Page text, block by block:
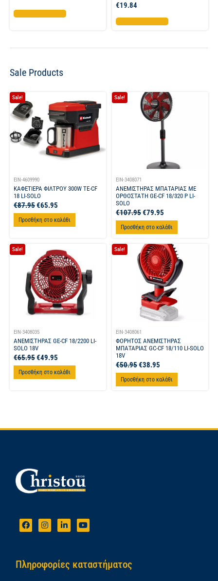
Προσθήκη στο καλάθι
€19.84
Προσθήκη στο καλάθι
Sale Products
Sale!
EIN-4609990
ΚΑΦΕΤΙΕΡΑ ΦΙΛΤΡΟΥ 300W TE-CF
18 LI-SOLO
€87.95€65.95
Προσθήκη στο καλάθι
Sale!
EIN-3408071
ΑΝΕΜΙΣΤΗΡΑΣ ΜΠΑΤΑΡΙΑΣ ΜΕ
ΟΡΘΟΣΤΑΤΗ GE-CF 18/320 P LI-
SOLO
€107.95€79.95
Προσθήκη στο καλάθι
Sale!
EIN-3408035
ΑΝΕΜΙΣΤΗΡΑΣ GE-CF 18/2200 LI-
SOLO 18V
€65.95€49.95
Προσθήκη στο καλάθι
Sale!
EIN-3408061
ΦΟΡΗΤΟΣ ΑΝΕΜΙΣΤΗΡΑΣ
ΜΠΑΤΑΡΙΑΣ GC-CF 18/110 LI-SOLO
18V
€50.95€38.95
Προσθήκη στο καλάθι
Πληροφορίες καταστήματος